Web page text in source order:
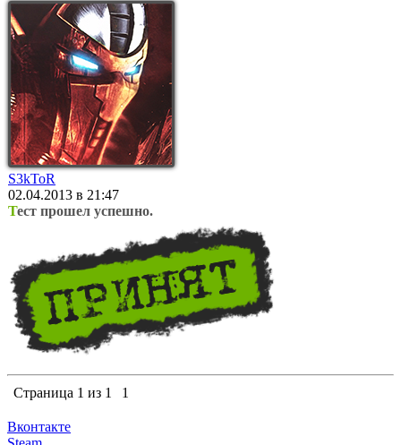
S3kToR
02.04.2013 в 21:47
Тест прошел успешно.
Страница 1 из 1 1
Вконтакте